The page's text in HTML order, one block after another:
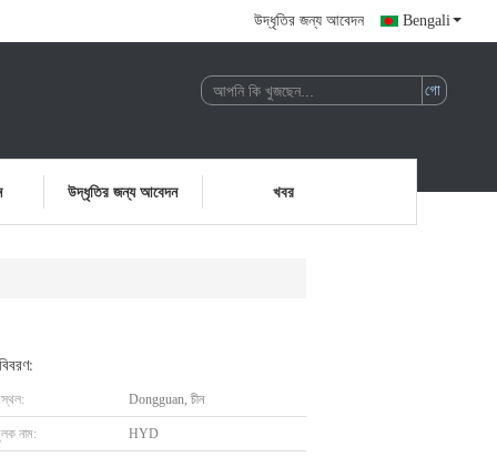
উদ্ধৃতির জন্য আবেদন Bengali
উদ্ধৃতির জন্য আবেদন খবর
Dongguan, চীন
নাম: HYD